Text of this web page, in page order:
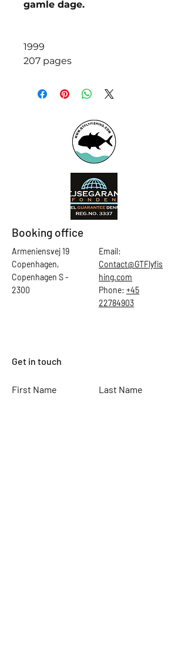
gamle dage.
1999
207 pages
Booking office
Armeniensvej 19
Copenhagen,
Copenhagen S -
2300
Email:
Contact@GTFlyfis
hing.com
Phone: +45
22784903
Get in touch
First Name Last Name